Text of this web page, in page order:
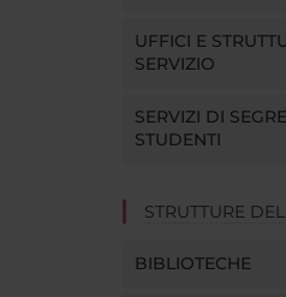
UFFICI E
SERVIZIO
SERVIZI DI
STUDENTI
STRUTTURE
BIBLIOTECHE